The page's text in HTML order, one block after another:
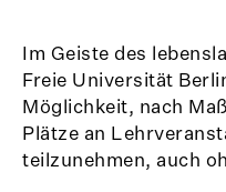
Im Geiste des
Freie Universität
Möglichkeit, nach
Plätze an
teilzunehmen, auch